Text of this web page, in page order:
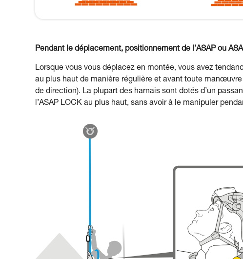
Pendant le déplacement, positionnement de l’ASAP ou
Lorsque vous vous déplacez en montée, vous avez
au plus haut de manière régulière et avant toute
de direction). La plupart des harnais sont dotés d’un
l’ASAP LOCK au plus haut, sans avoir à le manipuler